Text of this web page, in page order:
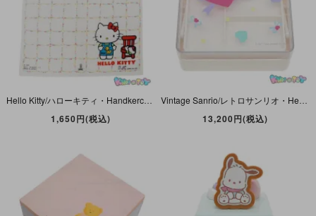
Hello Kitty/ハローキティ・Handkerchief/ハンカチ・ホワイト・FEELING GOOD?・30cm×28cm・1976年
1,650円(税込) 13,200円(税込)